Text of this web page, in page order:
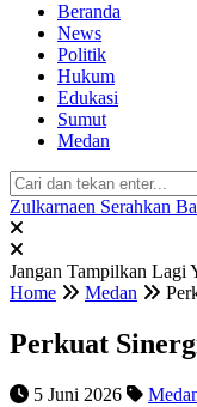
Beranda
News
Politik
Hukum
Edukasi
Sumut
Medan
Zulkarnaen Serahkan
Jangan Tampilkan Lagi
Home
Medan
Perkuat
5 Juni 2026